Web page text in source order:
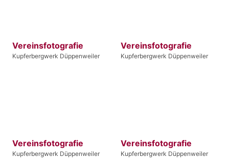
Vereinsfotografie
Kupferbergwerk Düppenweiler
Vereinsfotografie
Kupferbergwerk Düppenweiler
Vereinsfotografie
Kupferbergwerk Düppenweiler
Vereinsfotografie
Kupferbergwerk Düppenweiler